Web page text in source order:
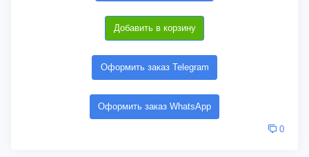
Добавить в корзину
Оформить заказ Telegram
Оформить заказ WhatsApp
0